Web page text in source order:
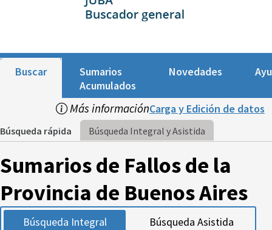
Buscar
Sumarios
Acumulados
Novedades
Más informaciónCarga y Edición de datos
Búsqueda rápida Búsqueda Integral y Asistida
Sumarios de Fallos de la
Provincia de Buenos Aires
Búsqueda Integral Búsqueda Asistida